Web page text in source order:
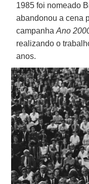
1985 foi nomeado
abandonou a cena
campanhaAno
realizando o
anos.